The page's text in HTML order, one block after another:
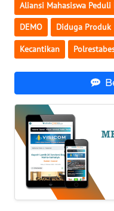
Aliansi Mahasiswa Peduli
DEMO Diduga Produk
Kecantikan
MALUKU
WN
MALUT
DAIRI
WN
DANAU
TOBA
WN
NIAS